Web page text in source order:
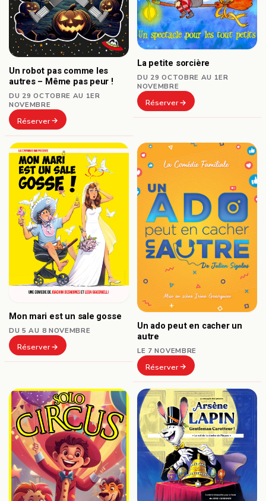
Un robot pas comme les
autres – Même pas peur !
DU 29 OCTOBRE AU 1ER
NOVEMBRE
Réserver
La petite sorcière
DU 29 OCTOBRE AU 1ER
NOVEMBRE
Réserver
Mon mari est un sale gosse
DU 5 AU 8 NOVEMBRE
Réserver
Un ado peut en cacher un
autre
LE 7 NOVEMBRE
Réserver